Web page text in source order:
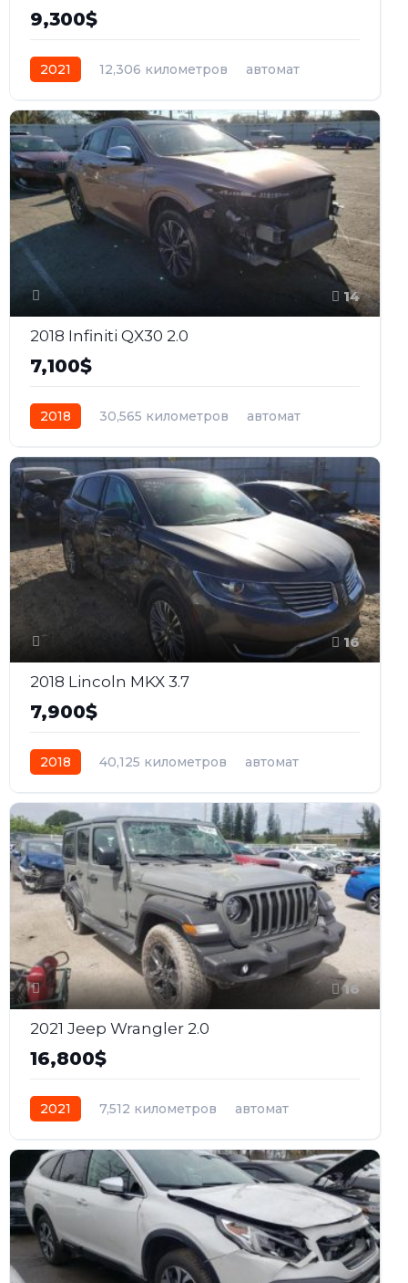
9,300$
2021 12,306 километров
автомат
14
2018 Infiniti QX30 2.0
7,100$
2018 30,565 километров
автомат
16
2018 Lincoln MKX 3.7
7,900$
2018 40,125 километров
автомат
16
2021 Jeep Wrangler 2.0
16,800$
2021 7,512 километров
автомат